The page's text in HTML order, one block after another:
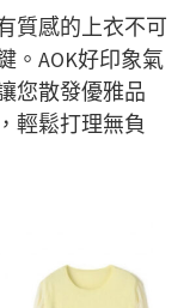
質感的上衣不可
。AOK好印象氣
您散發優雅品
輕鬆打理無負